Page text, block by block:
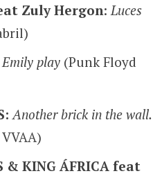
Zuly Hergon: Luces
Emily play(Punk Floyd
Another brick in the wall.
& KING ÁFRICA feat